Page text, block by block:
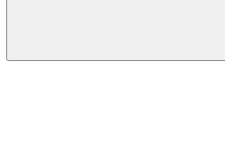
Compartilhar